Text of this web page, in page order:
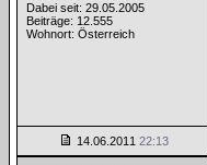
Dabei seit: 29.05.2005
Beiträge: 12.555
Wohnort: Österreich
14.06.2011 22:13